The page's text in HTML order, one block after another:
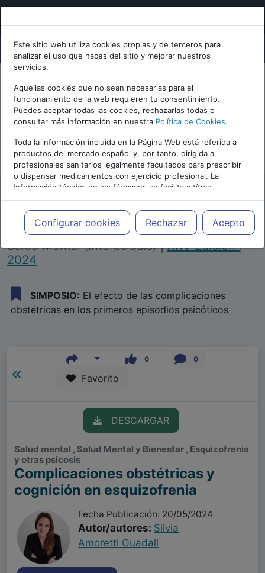
Este sitio web utiliza cookies propias y de terceros para
analizar el uso que haces del sitio y mejorar nuestros
servicios.
Aquellas cookies que no sean necesarias para el
funcionamiento de la web requieren tu consentimiento.
Puedes aceptar todas las cookies, rechazarlas todas o
consultar más información en nuestra Política de Cookies.
Toda la información incluida en la Página Web está referida a
productos del mercado español y, por tanto, dirigida a
profesionales sanitarios legalmente facultados para prescribir
o dispensar medicamentos con ejercicio profesional. La
información técnica de los fármacos se facilita a título
meramente informativo, siendo responsabilidad de los
profesionales facultados prescribir medicamentos y decidir, en
cada caso concreto, el tratamiento más adecuado a las
necesidades del paciente.
Configurar cookies Rechazar Acepto
Repositorio de Artículos |Congreso Virtual
Internacional de Psiquiatría, Psicología y
Salud Mental (Interpsiquis)|XXV Edición |
2024
SIMPOSIO: El efecto de las complicaciones
obstétricas en los primeros episodios psicóticos
0 0
Favorito
DESCARGAR
Salud mental , Salud Mental y Bienestar , Esquizofrenia
y otras psicosis
Complicaciones obstétricas y
cognición en esquizofrenia
Fecha Publicación: 20/05/2024
Autor/autores: Silvia
Amoretti Guadall